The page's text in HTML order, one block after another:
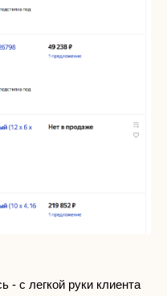
- с легкой руки клиента